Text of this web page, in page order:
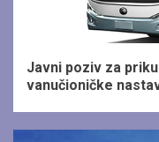
Javni poziv za
vanučioničke